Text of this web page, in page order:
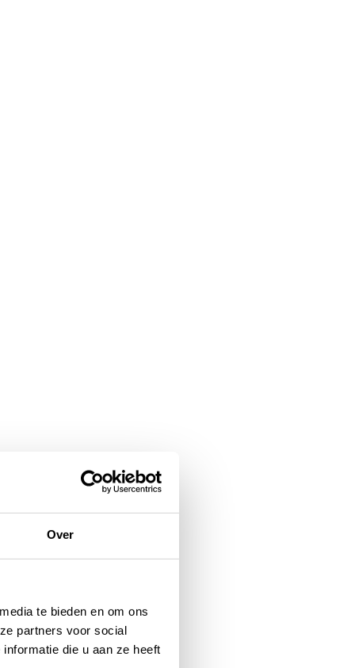
Over
te bieden en om ons
partners voor social
die u aan ze heeft